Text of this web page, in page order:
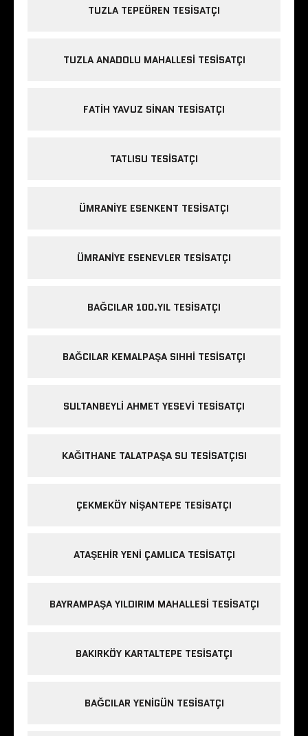
TUZLA TEPEÖREN TESISATÇI
TUZLA ANADOLU MAHALLESI TESISATÇI
FATIH YAVUZ SINAN TESISATÇI
TATLISU TESISATÇI
ÜMRANIYE ESENKENT TESISATÇI
ÜMRANIYE ESENEVLER TESISATÇI
BAĞCILAR 100.YIL TESISATÇI
BAĞCILAR KEMALPAŞA SIHHI TESISATÇI
SULTANBEYLI AHMET YESEVI TESISATÇI
KAĞITHANE TALATPAŞA SU TESISATÇISI
ÇEKMEKÖY NIŞANTEPE TESISATÇI
ATAŞEHIR YENI ÇAMLICA TESISATÇI
BAYRAMPAŞA YILDIRIM MAHALLESI TESISATÇI
BAKIRKÖY KARTALTEPE TESISATÇI
BAĞCILAR YENIGÜN TESISATÇI